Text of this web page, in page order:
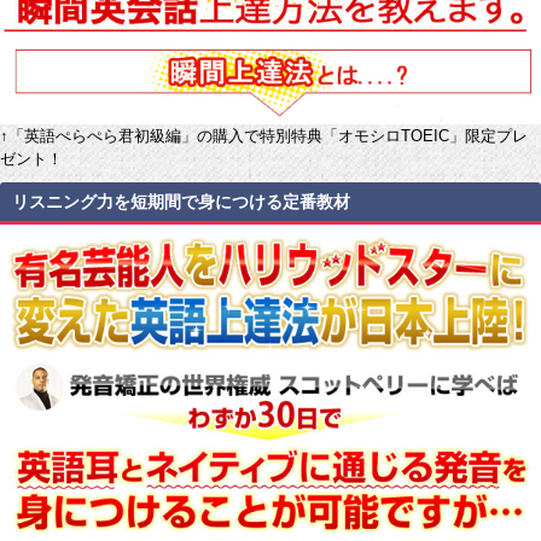
↑「英語ぺらぺら君初級編」の購入で特別特典「オモシロTOEIC」限定プレ
ゼント！
リスニング力を短期間で身につける定番教材